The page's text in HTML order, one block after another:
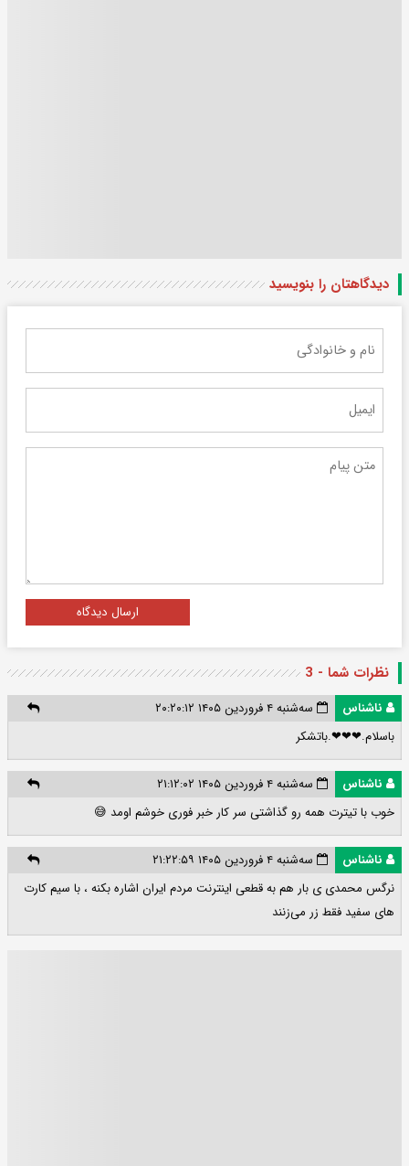
دیدگاهتان را بنویسید
ارسال دیدگاه
نظرات شما - 3
ناشناس
سه‌شنبه ۴ فروردین ۱۴۰۵ ۲۰:۲۰:۱۲
باسلام.❤❤❤.باتشکر
ناشناس
سه‌شنبه ۴ فروردین ۱۴۰۵ ۲۱:۱۲:۰۲
خوب با تیترت همه رو گذاشتی سر کار خبر فوری خوشم اومد 😅
ناشناس
سه‌شنبه ۴ فروردین ۱۴۰۵ ۲۱:۲۲:۵۹
نرگس محمدی ی بار هم به قطعی اینترنت مردم ایران اشاره بکنه ، با سیم کارت
های سفید فقط زر می‌زنند